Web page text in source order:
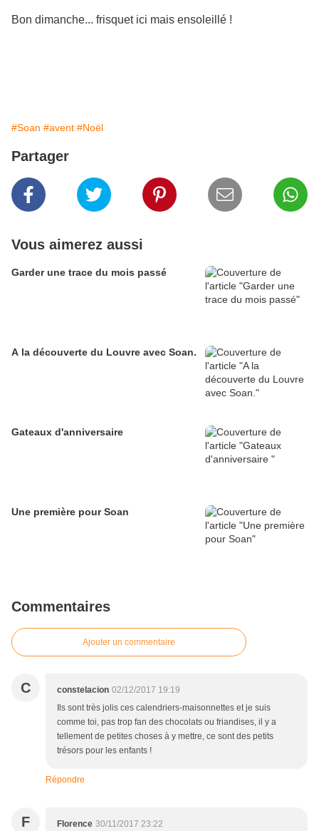
Bon dimanche... frisquet ici mais ensoleillé !
#Soan #avent #Noël
Partager
Vous aimerez aussi
Garder une trace du mois passé
A la découverte du Louvre avec Soan.
Gateaux d'anniversaire
Une première pour Soan
Commentaires
Ajouter un commentaire
C constelacion 02/12/2017 19:19
Ils sont très jolis ces calendriers-maisonnettes et je suis
comme toi, pas trop fan des chocolats ou friandises, il y a
tellement de petites choses à y mettre, ce sont des petits
trésors pour les enfants !
Répondre
F Florence 30/11/2017 23:22